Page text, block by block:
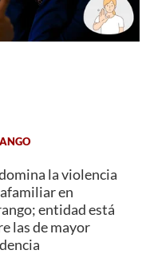
la violencia
en
entidad está
las de mayor